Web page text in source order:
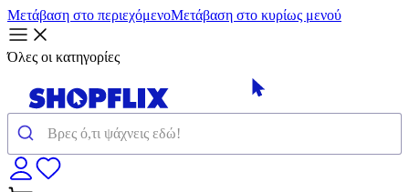
Μετάβαση στο περιεχόμενοΜετάβαση στο κυρίως μενού
Όλες οι κατηγορίες